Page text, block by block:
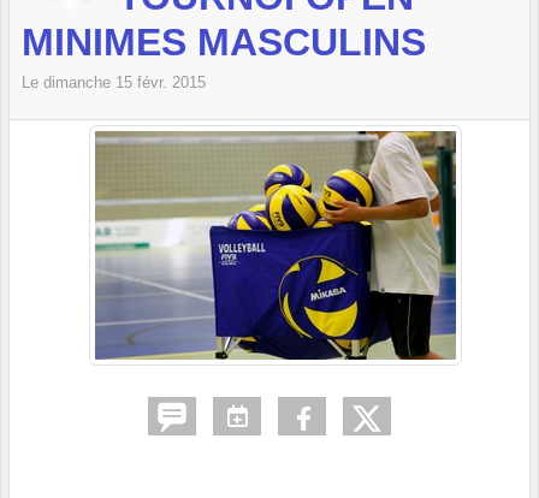
MINIMES MASCULINS
Le dimanche 15 févr. 2015